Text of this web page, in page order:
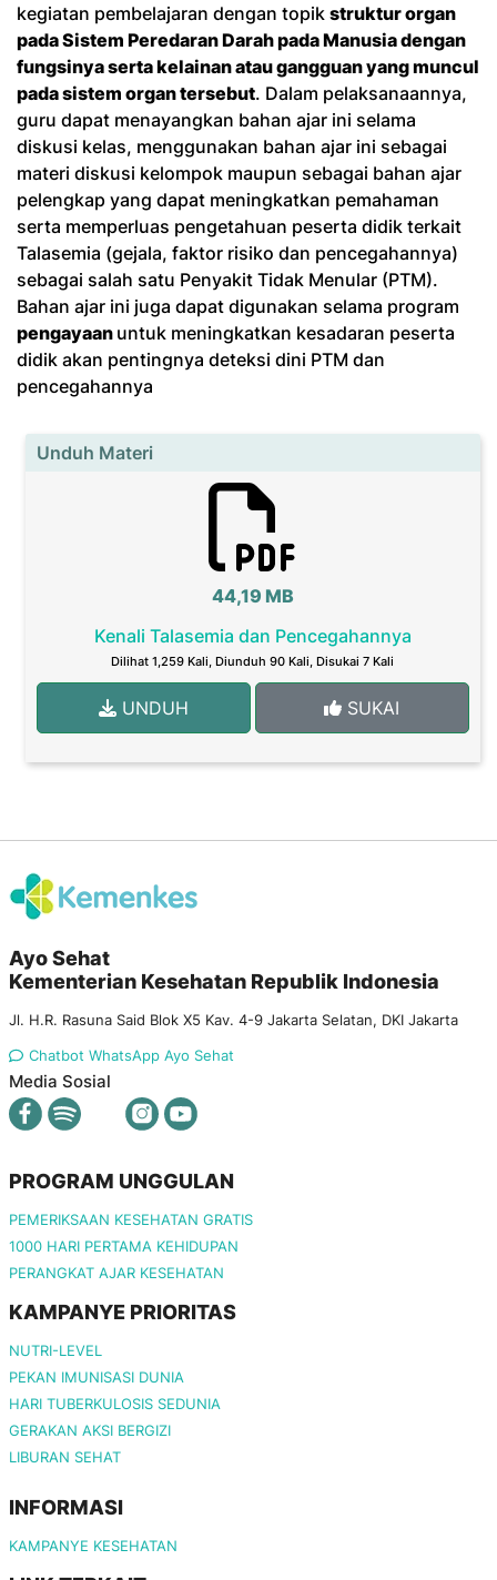
kegiatan pembelajaran dengan topik struktur organ
pada Sistem Peredaran Darah pada Manusia dengan
fungsinya serta kelainan atau gangguan yang muncul
pada sistem organ tersebut. Dalam pelaksanaannya,
guru dapat menayangkan bahan ajar ini selama
diskusi kelas, menggunakan bahan ajar ini sebagai
materi diskusi kelompok maupun sebagai bahan ajar
pelengkap yang dapat meningkatkan pemahaman
serta memperluas pengetahuan peserta didik terkait
Talasemia (gejala, faktor risiko dan pencegahannya)
sebagai salah satu Penyakit Tidak Menular (PTM).
Bahan ajar ini juga dapat digunakan selama program
pengayaan untuk meningkatkan kesadaran peserta
didik akan pentingnya deteksi dini PTM dan
pencegahannya
Unduh Materi
44,19 MB
Kenali Talasemia dan Pencegahannya
Dilihat 1,259 Kali, Diunduh 90 Kali, Disukai 7 Kali
UNDUH SUKAI
Ayo Sehat
Kementerian Kesehatan Republik Indonesia
Jl. H.R. Rasuna Said Blok X5 Kav. 4-9 Jakarta Selatan, DKI Jakarta
Chatbot WhatsApp Ayo Sehat
Media Sosial
PROGRAM UNGGULAN
PEMERIKSAAN KESEHATAN GRATIS
1000 HARI PERTAMA KEHIDUPAN
PERANGKAT AJAR KESEHATAN
KAMPANYE PRIORITAS
NUTRI-LEVEL
PEKAN IMUNISASI DUNIA
HARI TUBERKULOSIS SEDUNIA
GERAKAN AKSI BERGIZI
LIBURAN SEHAT
INFORMASI
KAMPANYE KESEHATAN